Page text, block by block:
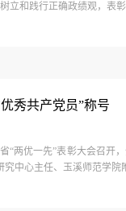
立和践行正确政绩观，表
秀共产党员”称号
“两优一先”表彰大会召开
中心主任、玉溪师范学院